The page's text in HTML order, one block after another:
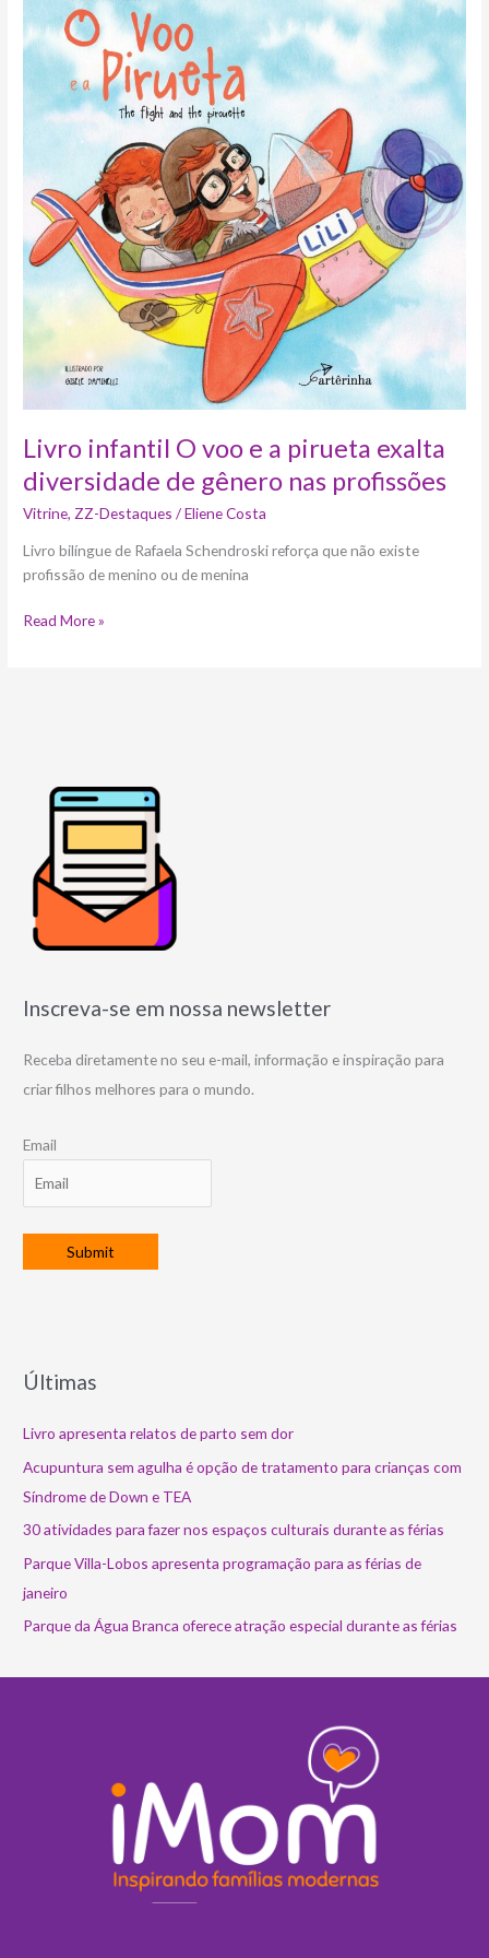
Livro infantil O voo e a pirueta exalta
diversidade de gênero nas profissões
Vitrine, ZZ-Destaques /Eliene Costa
Livro bilíngue de Rafaela Schendroski reforça que não existe
profissão de menino ou de menina
O
voo
pirueta
diversidade
de
gênero
nas
profissões
Read More »
Inscreva-se em nossa newsletter
Receba diretamente no seu e-mail, informação e inspiração para
criar filhos melhores para o mundo.
Email
Últimas
Livro apresenta relatos de parto sem dor
Acupuntura sem agulha é opção de tratamento para crianças com
Síndrome de Down e TEA
30 atividades para fazer nos espaços culturais durante as férias
Parque Villa-Lobos apresenta programação para as férias de
janeiro
Parque da Água Branca oferece atração especial durante as férias